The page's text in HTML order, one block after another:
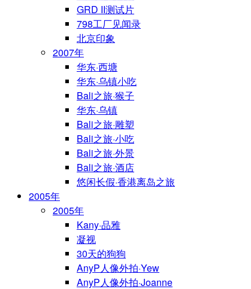
GRD II测试片
798工厂见闻录
北京印象
2007年
华东·西塘
华东·乌镇小吃
Bali之旅·猴子
华东·乌镇
Bali之旅·雕塑
Bali之旅·小吃
Bali之旅·外景
Bali之旅·酒店
悠闲长假·香港离岛之旅
2005年
2005年
Kany·品雅
凝视
30天的狗狗
AnyP人像外拍·Yew
AnyP人像外拍·Joanne